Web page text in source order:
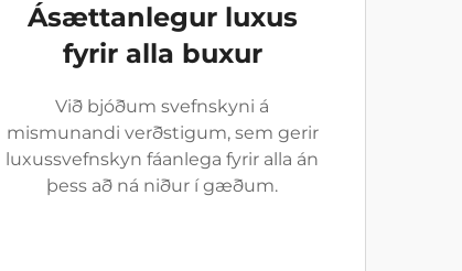
Ásættanlegur luxus
fyrir alla buxur
Við bjóðum svefnskyni á
mismunandi verðstigum, sem gerir
luxussvefnskyn fáanlega fyrir alla án
þess að ná niður í gæðum.